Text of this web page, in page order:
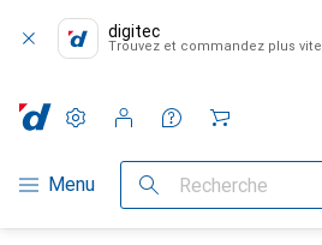
digitec
Trouvez et commandez plus vite
Navigation par catégorie
Menu Recherche
Paramètres
Compte client
Listes de comparaison
Listes d'envies
Panier